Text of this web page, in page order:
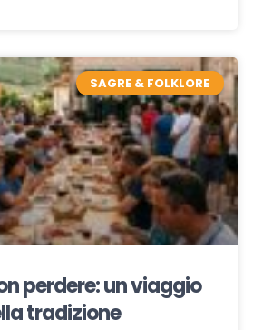
SAGRE & FOLKLORE
perdere: un viaggio
tradizione